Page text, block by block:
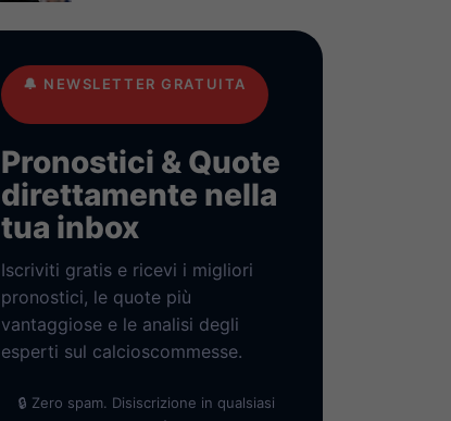
🔔 NEWSLETTER GRATUITA
Pronostici & Quote
direttamente nella
tua inbox
Iscriviti gratis e ricevi i migliori
pronostici, le quote più
vantaggiose e le analisi degli
esperti sul calcioscommesse.
🔒 Zero spam. Disiscrizione in qualsiasi